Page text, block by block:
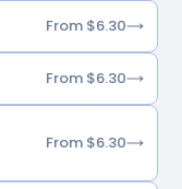
From $6.30
From $6.30
From $6.30